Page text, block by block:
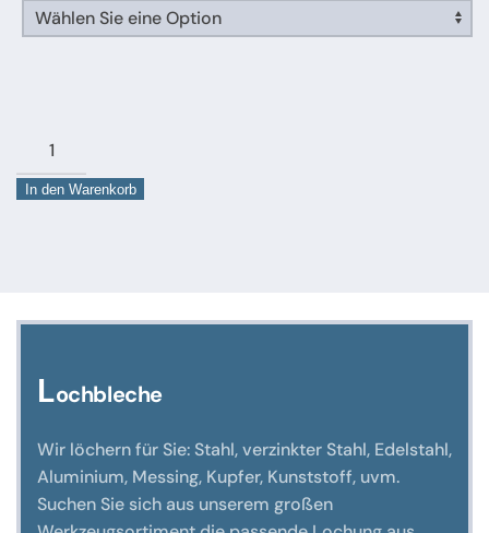
Bronzerundstange
SnIn den Warenkorb
Lochbleche
Wir löchern für Sie: Stahl, verzinkter Stahl, Edelstahl,
Aluminium, Messing, Kupfer, Kunststoff, uvm.
Suchen Sie sich aus unserem großen